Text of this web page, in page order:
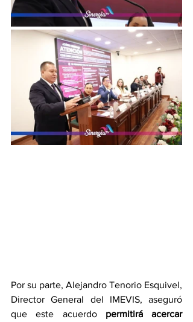
Por su parte, Alejandro Tenorio Esquivel,
Director General del IMEVIS, aseguró
que este acuerdo permitirá acercar